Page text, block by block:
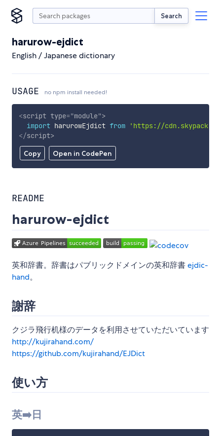
Search
harurow-ejdict
English / Japanese dictionary
USAGE no npm install needed!
Copy Open in CodePen
<script type="module">
import harurowEjdict from
'https://
</script>
README
harurow-ejdict
英和辞書。辞書はパブリックドメインの英和辞書ejdic-
hand。
謝辞
クジラ飛行机様のデータを利用させていただいています
http://kujirahand.com/
https://github.com/kujirahand/EJDict
使い方
英➡️日